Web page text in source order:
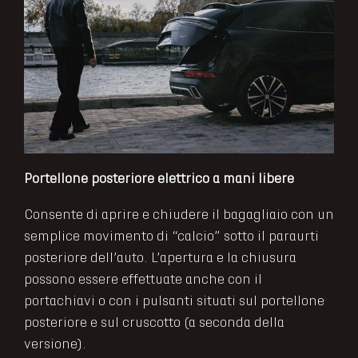
Portellone posteriore elettrico a mani libere
Consente di aprire e chiudere il bagagliaio con un
semplice movimento di “calcio” sotto il paraurti
posteriore dell’auto. L’apertura e la chiusura
possono essere effettuate anche con il
portachiavi o con i pulsanti situati sul portellone
posteriore e sul cruscotto (a seconda della
versione).